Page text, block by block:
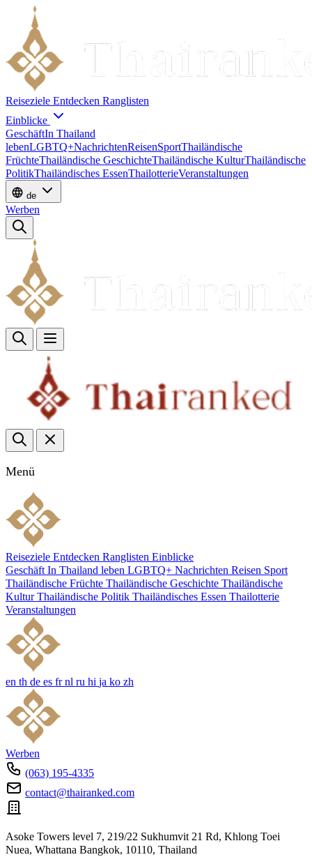
Reiseziele Entdecken Ranglisten
Einblicke
GeschäftIn Thailand
lebenLGBTQ+NachrichtenReisenSportThailändische
FrüchteThailändische GeschichteThailändische KulturThailändische
PolitikThailändisches EssenThailotterieVeranstaltungen
de
Werben
Menü
Reiseziele Entdecken Ranglisten Einblicke
Geschäft In Thailand leben LGBTQ+ Nachrichten Reisen Sport
Thailändische Früchte Thailändische Geschichte Thailändische
Kultur Thailändische Politik Thailändisches Essen Thailotterie
Veranstaltungen
en th de es fr nl ru hi ja ko zh
Werben
(063) 195-4335
contact@thairanked.com
Asoke Towers level 7, 219/22 Sukhumvit 21 Rd, Khlong Toei
Nuea, Whattana Bangkok, 10110, Thailand